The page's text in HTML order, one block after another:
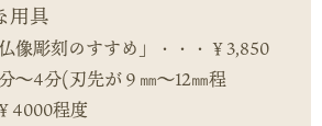
用具
像彫刻のすすめ」・・・￥3,850
4分(刃先が９㎜～12㎜程
4000程度